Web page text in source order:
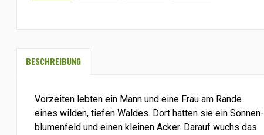
BESCHREIBUNG
Vorzeiten lebten ein Mann und eine Frau am Rande
eines wilden, tiefen Waldes. Dort hatten sie ein Sonnen-
blumenfeld und einen kleinen Acker. Darauf wuchs das